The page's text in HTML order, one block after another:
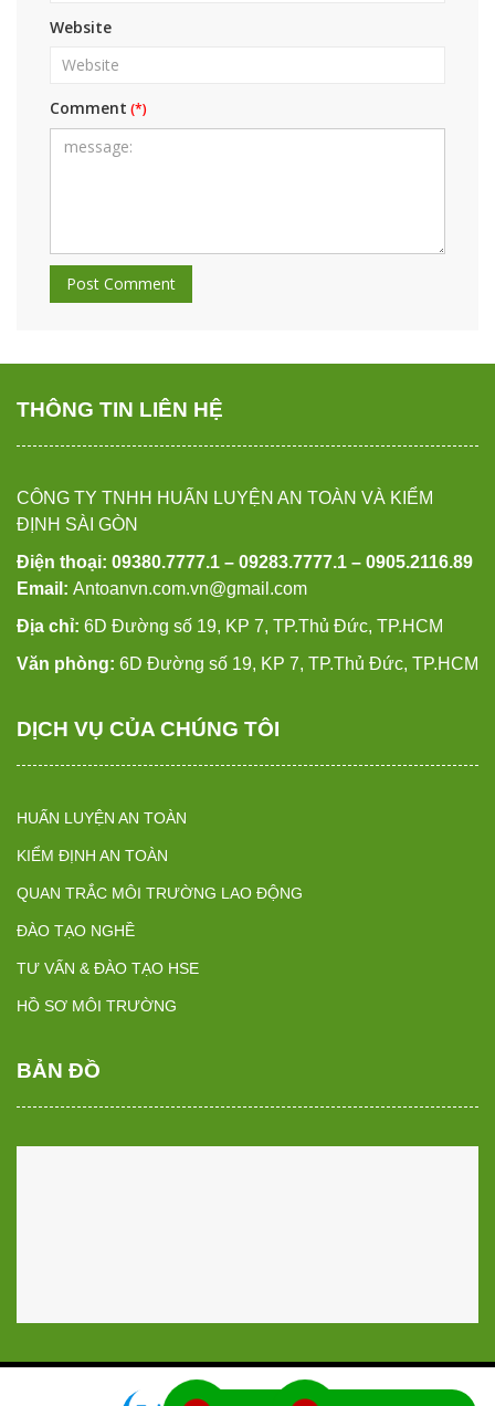
Website
Comment
THÔNG TIN LIÊN HỆ
CÔNG TY TNHH HUẤN LUYỆN AN TOÀN VÀ KIỂM
ĐỊNH SÀI GÒN
Điện thoại: 09380.7777.1 – 09283.7777.1 – 0905.2116.89
Email: Antoanvn.com.vn@gmail.com
Địa chỉ: 6D Đường số 19, KP 7, TP.Thủ Đức, TP.HCM
Văn phòng: 6D Đường số 19, KP 7, TP.Thủ Đức, TP.HCM
DỊCH VỤ CỦA CHÚNG TÔI
HUẤN LUYỆN AN TOÀN
KIỂM ĐỊNH AN TOÀN
QUAN TRẮC MÔI TRƯỜNG LAO ĐỘNG
ĐÀO TẠO NGHỀ
TƯ VẤN & ĐÀO TẠO HSE
HỒ SƠ MÔI TRƯỜNG
BẢN ĐỒ
Thiết kế website bởi QCV Group